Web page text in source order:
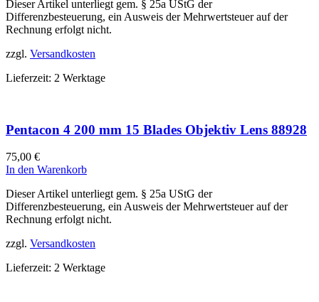
Dieser Artikel unterliegt gem. § 25a UStG der
Differenzbesteuerung, ein Ausweis der Mehrwertsteuer auf der
Rechnung erfolgt nicht.
zzgl. Versandkosten
Lieferzeit: 2 Werktage
Pentacon 4 200 mm 15 Blades Objektiv Lens 88928
75,00 €
In den Warenkorb
Dieser Artikel unterliegt gem. § 25a UStG der
Differenzbesteuerung, ein Ausweis der Mehrwertsteuer auf der
Rechnung erfolgt nicht.
zzgl. Versandkosten
Lieferzeit: 2 Werktage